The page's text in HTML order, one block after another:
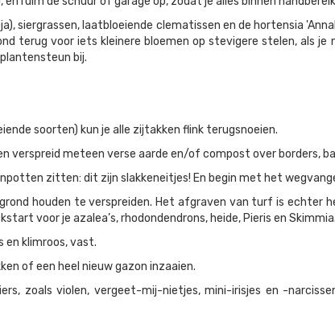
siergrassen, laatbloeiende clematissen en de hortensia
terug voor iets kleinere bloemen op stevigere stelen, als
bij.
soorten) kun je alle zijtakken flink terugsnoeien.
verspreid meteen verse aarde en/of compost over borders,
zitten: dit zijn slakkeneitjes! En begin met het
houden te verspreiden. Het afgraven van turf is echter
voor je azalea’s, rhodondendrons, heide, Pieris en Skimmia.
en klimroos, vast.
of een heel nieuw gazon inzaaien.
zoals violen, vergeet-mij-nietjes, mini-irisjes en -